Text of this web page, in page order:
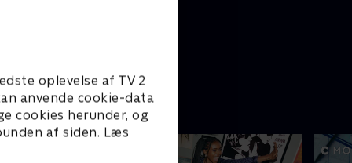
oplevelse af TV 2
anvende cookie-data
cookies herunder, og
af siden. Læs